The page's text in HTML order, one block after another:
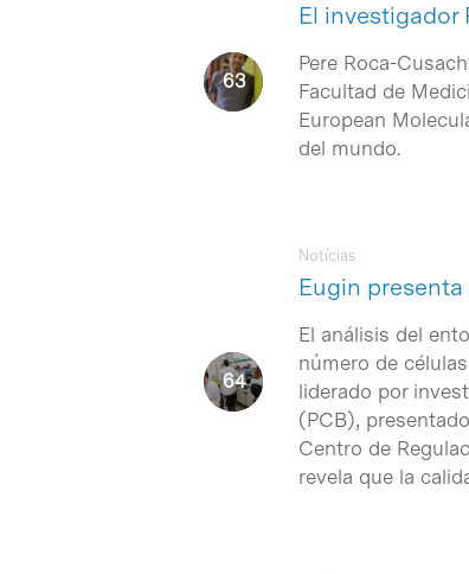
El investigador
Pere Roca-
Facultad de
European
del mundo.
Eugin
Notícias
El análisis del
número de
liderado por
(PCB),
Centro de
revela que la